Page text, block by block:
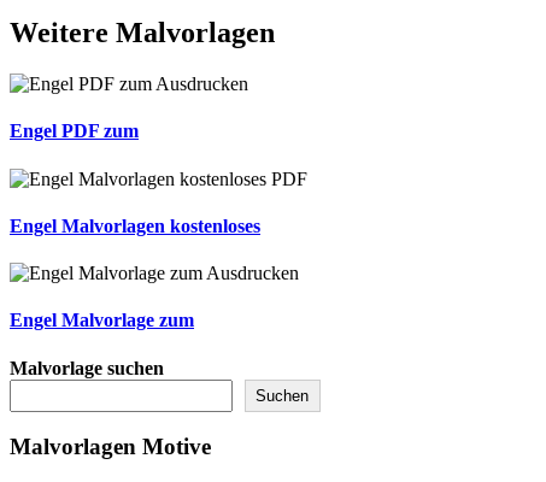
Weitere Malvorlagen
Engel PDF zum
Engel Malvorlagen kostenloses
Engel Malvorlage zum
Malvorlage suchen
Suchen
Malvorlagen Motive